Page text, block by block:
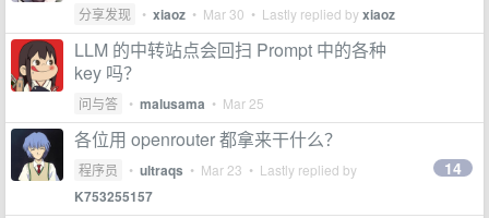
分享发现 • xiaoz • Mar 30 • Lastly replied byxiaoz
LLM 的中转站点会回扫 Prompt 中的各种
key 吗？
问与答 • malusama • Mar 25
各位用 openrouter 都拿来干什么？
程序员 • ultraqs • Mar 23 • Lastly replied by
K753255157
14